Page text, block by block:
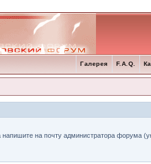
F.A.Q.
Галерея
на почту администратора форума